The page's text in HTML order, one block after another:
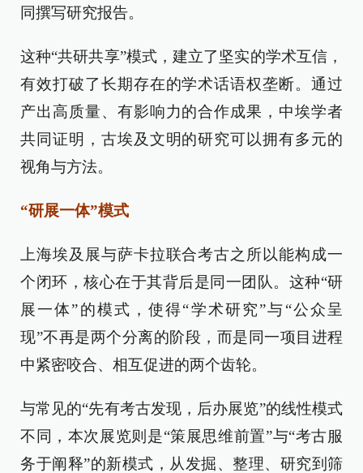
同撰写研究报告。
这种“共研共享”模式，建立了坚实的学术互信，
有效打破了长期存在的学术话语权垄断。通过
产出高质量、有影响力的合作成果，中埃学者
共同证明，古埃及文明的研究可以拥有多元的
视角与方法。
“研展一体”模式
上海埃及展与萨卡拉联合考古之所以能构成一
个闭环，核心在于其背后是同一团队。这种“研
展一体”的模式，使得“学术研究”与“公众呈
现”不再是两个分离的阶段，而是同一项目进程
中紧密咬合、相互促进的两个齿轮。
与常见的“先有考古发现，后办展览”的线性模式
不同，本次展览则是“策展思维前置”与“考古服
务于阐释”的新模式，从发掘、整理、研究到筛